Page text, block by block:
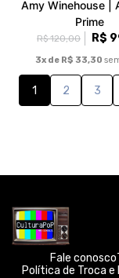
Amy Winehouse |
Prime
R$ 120,00 R$
3x de R$ 33,30
1 2 3
Fale conosco
Política de Troca e